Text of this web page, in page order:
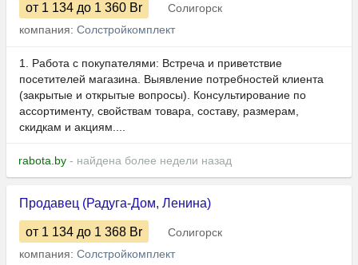
от 1 134 до 1 360 Br
Солигорск
компания: Солстройкомплект
1. Работа с покупателями: Встреча и приветствие
посетителей магазина. Выявление потребностей клиента
(закрытые и открытые вопросы). Консультирование по
ассортименту, свойствам товара, составу, размерам,
скидкам и акциям....
rabota.by - найдена более недели назад
Продавец (Радуга-Дом, Ленина)
от 1 134 до 1 368 Br
Солигорск
компания: Солстройкомплект